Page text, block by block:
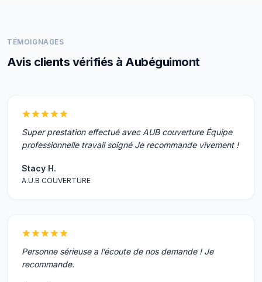
TÉMOIGNAGES
Avis clients vérifiés à Aubéguimont
Super prestation effectué avec AUB couverture Équipe
professionnelle travail soigné Je recommande vivement !
Stacy H.
A.U.B COUVERTURE
Personne sérieuse a l’écoute de nos demande ! Je
recommande.